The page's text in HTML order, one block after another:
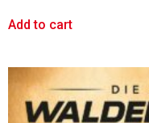
Add to cart